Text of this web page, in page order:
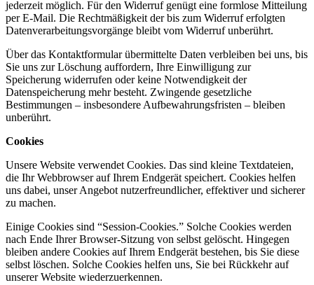
jederzeit möglich. Für den Widerruf genügt eine formlose Mitteilung
per E-Mail. Die Rechtmäßigkeit der bis zum Widerruf erfolgten
Datenverarbeitungsvorgänge bleibt vom Widerruf unberührt.
Über das Kontaktformular übermittelte Daten verbleiben bei uns, bis
Sie uns zur Löschung auffordern, Ihre Einwilligung zur
Speicherung widerrufen oder keine Notwendigkeit der
Datenspeicherung mehr besteht. Zwingende gesetzliche
Bestimmungen – insbesondere Aufbewahrungsfristen – bleiben
unberührt.
Cookies
Unsere Website verwendet Cookies. Das sind kleine Textdateien,
die Ihr Webbrowser auf Ihrem Endgerät speichert. Cookies helfen
uns dabei, unser Angebot nutzerfreundlicher, effektiver und sicherer
zu machen.
Einige Cookies sind “Session-Cookies.” Solche Cookies werden
nach Ende Ihrer Browser-Sitzung von selbst gelöscht. Hingegen
bleiben andere Cookies auf Ihrem Endgerät bestehen, bis Sie diese
selbst löschen. Solche Cookies helfen uns, Sie bei Rückkehr auf
unserer Website wiederzuerkennen.